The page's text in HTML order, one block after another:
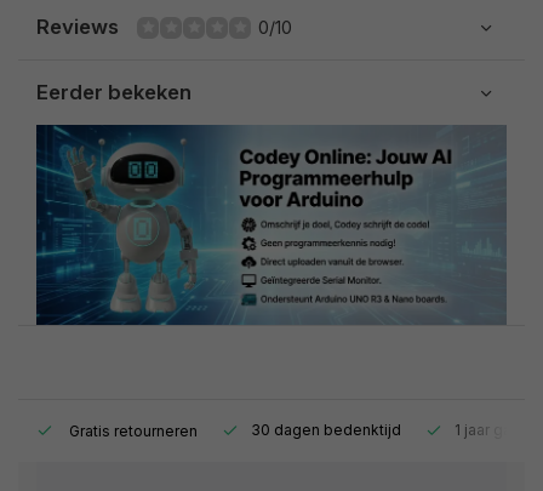
Reviews 0/10
Eerder bekeken
Gratis retourneren 30 dagen bedenktijd 1 jaar